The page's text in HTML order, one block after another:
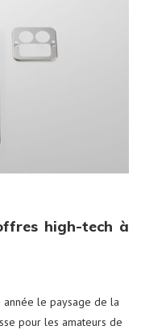
high-tech à
le paysage de la
pour les amateurs de